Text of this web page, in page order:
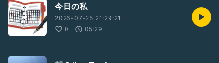
今日の私
2026-07-25 21:29:21
0
05:29